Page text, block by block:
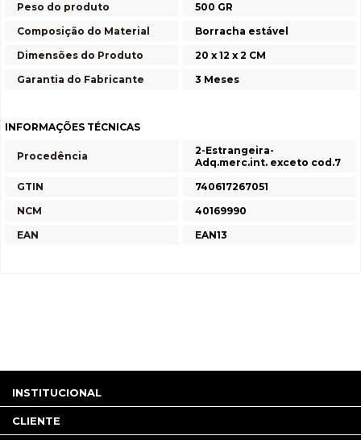
Peso do produto
500 GR
Composição do Material
Borracha estável
Dimensões do Produto
20 x 12 x 2 CM
Garantia do Fabricante
3 Meses
INFORMAÇÕES TÉCNICAS
Procedência
2-Estrangeira-
Adq.merc.int. exceto cod.7
GTIN
740617267051
NCM
40169990
EAN
EAN13
INSTITUCIONAL
CLIENTE